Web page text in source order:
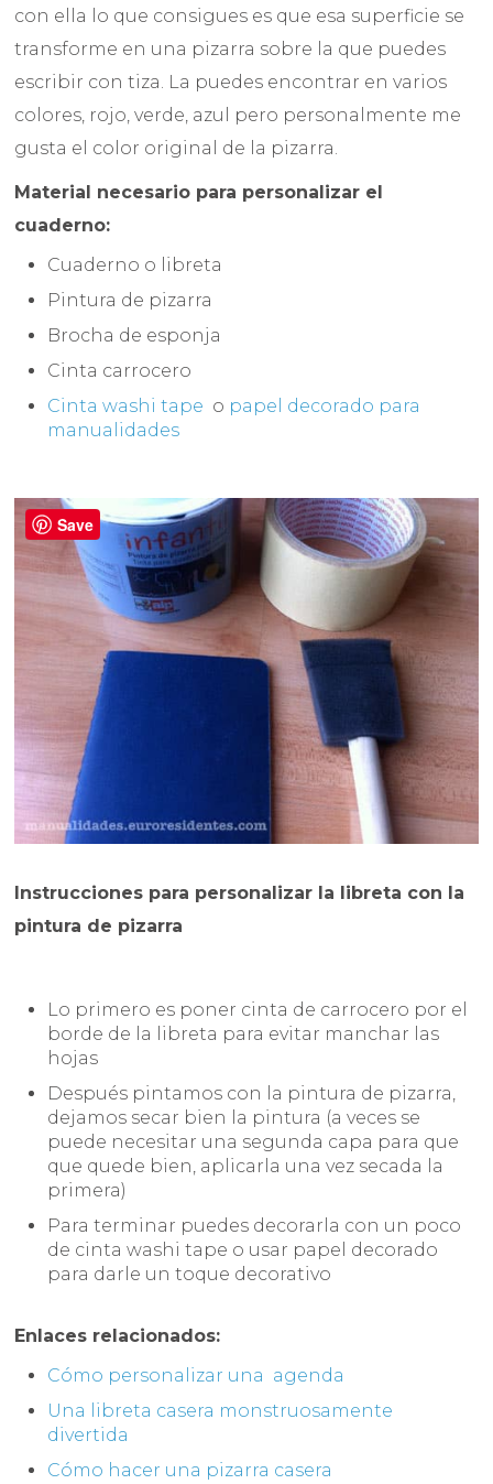
con ella lo que consigues es que esa superficie se
transforme en una pizarra sobre la que puedes
escribir con tiza. La puedes encontrar en varios
colores, rojo, verde, azul pero personalmente me
gusta el color original de la pizarra.
Material necesario para personalizar el
cuaderno:
Cuaderno o libreta
Pintura de pizarra
Brocha de esponja
Cinta carrocero
Cinta washi tape o papel decorado para
manualidades
Instrucciones para personalizar la libreta con la
pintura de pizarra
Lo primero es poner cinta de carrocero por el
borde de la libreta para evitar manchar las
hojas
Después pintamos con la pintura de pizarra,
dejamos secar bien la pintura (a veces se
puede necesitar una segunda capa para que
que quede bien, aplicarla una vez secada la
primera)
Para terminar puedes decorarla con un poco
de cinta washi tape o usar papel decorado
para darle un toque decorativo
Enlaces relacionados:
Cómo personalizar una agenda
Una libreta casera monstruosamente
divertida
Cómo hacer una pizarra casera
Save